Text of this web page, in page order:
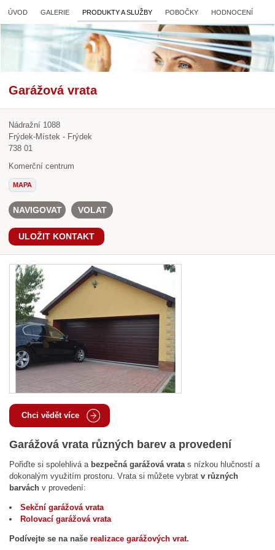
ÚVOD GALERIE PRODUKTY A SLUŽBY POBOČKY HODNOCENÍ
Garážová vrata
Nádražní 1088
Frýdek-Místek - Frýdek
738 01
Komerční centrum
MAPA
NAVIGOVAT VOLAT
ULOŽIT KONTAKT
Chci vědět více
Garážová vrata různých barev a provedení
Pořiďte si spolehlivá a bezpečná garážová vratas nízkou hlučností a
dokonalým využitím prostoru. Vrata si můžete vybrat v různých
barvách v provedení:
Sekční garážová vrata
Rolovací garážová vrata
Podívejte se na naše realizace garážových vrat.